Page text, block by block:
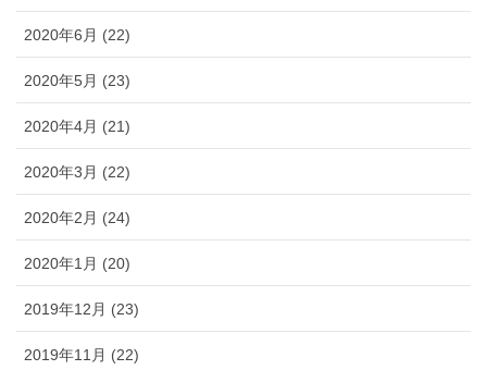
2020年6月 (22)
2020年5月 (23)
2020年4月 (21)
2020年3月 (22)
2020年2月 (24)
2020年1月 (20)
2019年12月 (23)
2019年11月 (22)